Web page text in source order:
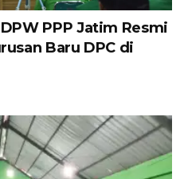
PPP Jatim Resmi
Baru DPC di